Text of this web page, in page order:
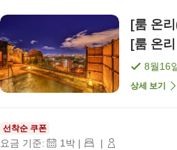
[룸 온
[룸 온
8월16
상세 보기
선착순 쿠폰
요금 기준: 1박 | |